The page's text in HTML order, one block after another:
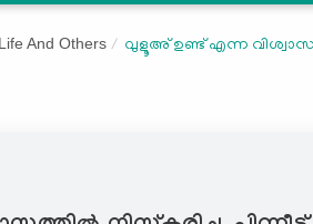
And Others വുളൂഅ് ഉണ്ട് എന്ന